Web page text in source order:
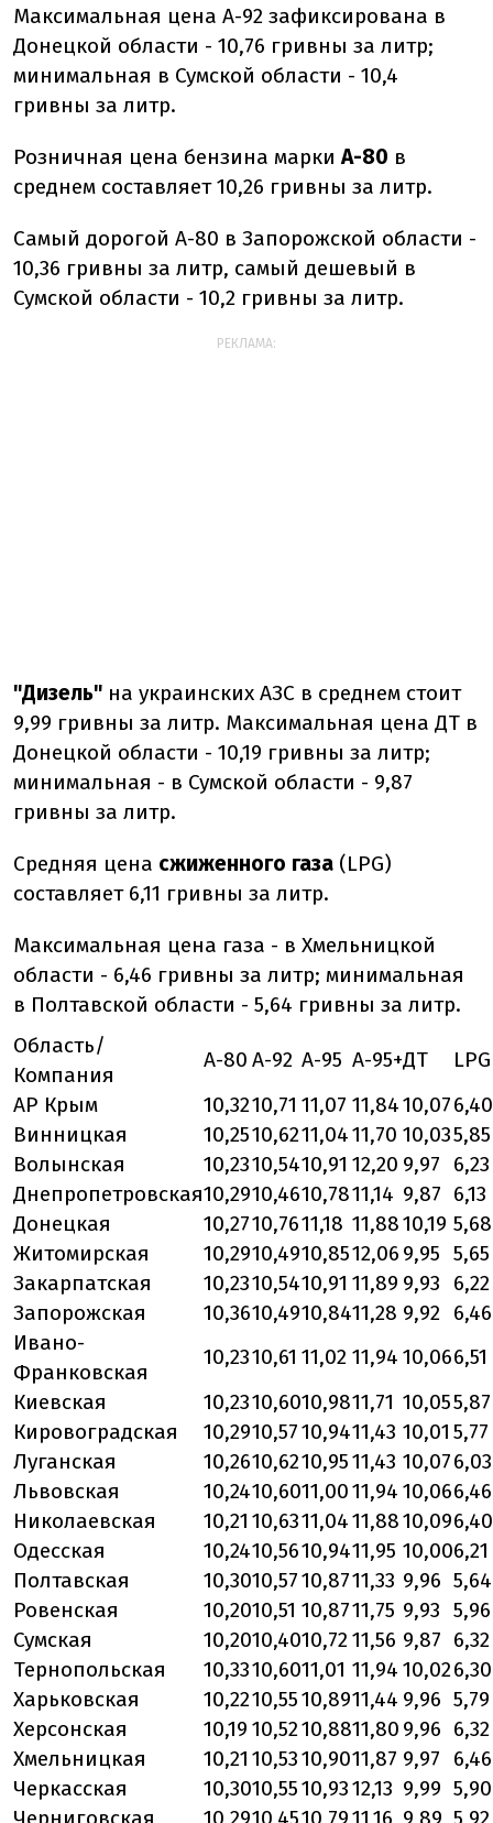
Максимальная цена А-92 зафиксирована в
Донецкой области - 10,76 гривны за литр;
минимальная в Сумской области - 10,4
гривны за литр.
Розничная цена бензина маркиА-80 в
среднем составляет 10,26 гривны за литр.
Самый дорогой А-80 в Запорожской области -
10,36 гривны за литр, самый дешевый в
Сумской области - 10,2 гривны за литр.
РЕКЛАМА:
"Дизель" на украинских АЗС в среднем стоит
9,99 гривны за литр. Максимальная цена ДТ в
Донецкой области - 10,19 гривны за литр;
минимальная - в Сумской области - 9,87
гривны за литр.
Средняя цена сжиженного газа (LPG)
составляет 6,11 гривны за литр.
Максимальная цена газа - в Хмельницкой
области - 6,46 гривны за литр; минимальная
в Полтавской области - 5,64 гривны за литр.
Область/
Компания
А-80 А-92 А-95 А-95+ДТ
LPG
АР Крым
10,3210,71 11,07 11,8410,076,40
Винницкая
10,2510,6211,0411,70 10,035,85
Волынская
10,2310,5410,91 12,20 9,97
6,23
Днепропетровская10,2910,4610,7811,14 9,87 6,13
Донецкая
10,2710,7611,18 11,8810,19 5,68
Житомирская
10,2910,4910,8512,06 9,95 5,65
Закарпатская
10,2310,5410,91 11,89 9,93
6,22
Запорожская
10,3610,4910,8411,28 9,92
6,46
Ивано-
Франковская
10,2310,61 11,02 11,94 10,066,51
Киевская
10,2310,6010,9811,71 10,055,87
Кировоградская
10,2910,5710,9411,43 10,01 5,77
Луганская
10,2610,6210,9511,43 10,076,03
Львовская
10,2410,6011,0011,94 10,066,46
Николаевская
10,21 10,6311,0411,8810,096,40
Одесская
10,2410,5610,9411,95 10,006,21
Полтавская
10,3010,5710,8711,33 9,96 5,64
Ровенская
10,2010,51 10,8711,75 9,93 5,96
Сумская
10,2010,4010,72 11,56 9,87 6,32
Тернопольская
10,3310,6011,01 11,94 10,026,30
Харьковская
10,2210,5510,8911,44 9,96 5,79
Херсонская
10,19 10,5210,8811,80 9,96 6,32
Хмельницкая
10,21 10,5310,9011,87 9,97
6,46
Черкасская
10,3010,5510,9312,13 9,99 5,90